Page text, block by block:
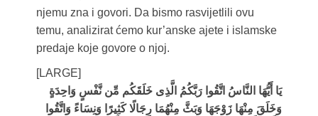
njemu zna i govori. Da bismo rasvijetlili ovu
temu, analizirat ćemo kur’anske ajete i islamske
predaje koje govore o njoj.
[LARGE]
يَا أَيُّهَا النَّاسُ اتَّقُوا رَبَّكُمُ الَّذِی خَلَقَكُم مِّن نَّفْسٍ وَاحِدَةٍ
وَخَلَقَ مِنْهَا زَوْجَهَا وَبَثَّ مِنْهُمَا رِجَالًا كَثِيرًا وَنِسَاءً وَاتَّقُوا